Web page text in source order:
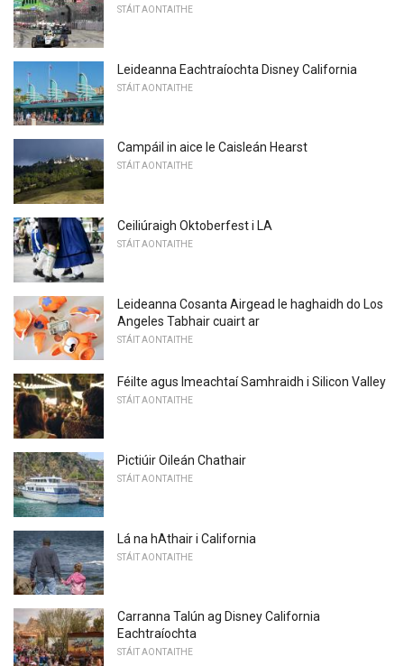
STÁIT AONTAITHE
Leideanna Eachtraíochta Disney California
STÁIT AONTAITHE
Campáil in aice le Caisleán Hearst
STÁIT AONTAITHE
Ceiliúraigh Oktoberfest i LA
STÁIT AONTAITHE
Leideanna Cosanta Airgead le haghaidh do Los
Angeles Tabhair cuairt ar
STÁIT AONTAITHE
Féilte agus Imeachtaí Samhraidh i Silicon Valley
STÁIT AONTAITHE
Pictiúir Oileán Chathair
STÁIT AONTAITHE
Lá na hAthair i California
STÁIT AONTAITHE
Carranna Talún ag Disney California
Eachtraíochta
STÁIT AONTAITHE